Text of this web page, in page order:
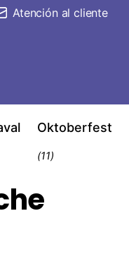
Atención al cliente
Oktoberfest
(11)